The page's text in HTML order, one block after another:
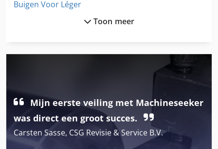
Buigen Voor Léger
Gekoelde Vrachtwagen
Hauler Lt
Hoogte Vrachtwagen
Toon meer
Mijn eerste veiling met Machineseeker
was direct een groot succes.
Carsten Sasse, CSG Revisie & Service B.V.